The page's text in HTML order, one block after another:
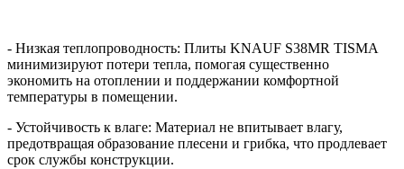
- Низкая теплопроводность: Плиты KNAUF S38MR TISMA
минимизируют потери тепла, помогая существенно
экономить на отоплении и поддержании комфортной
температуры в помещении.
- Устойчивость к влаге: Материал не впитывает влагу,
предотвращая образование плесени и грибка, что продлевает
срок службы конструкции.